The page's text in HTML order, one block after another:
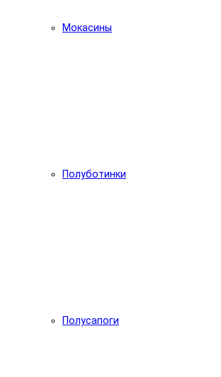
Мокасины
Полуботинки
Полусапоги